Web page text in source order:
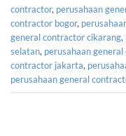
contractor, perusahaan
contractor bogor,
general contractor cikarang,
selatan, perusahaan
contractor jakarta,
perusahaan general